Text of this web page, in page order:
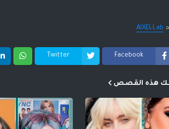
AIXELLab
Facebook
Twitter
هذه القصص